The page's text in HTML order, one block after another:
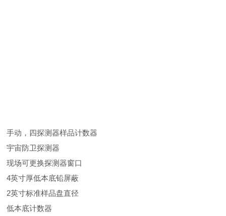
手动，四探测器样品计数器
宇宙防卫探测器
现场可更换探测器窗口
4英寸厚低本底铅屏蔽
2英寸标准样品盘直径
低本底计数器